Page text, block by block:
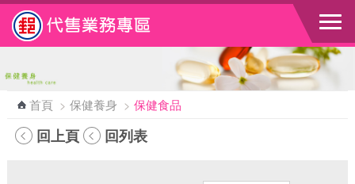
跳到主要內容區塊
首頁 > 保健養身 > 保健食品
回上頁 回列表